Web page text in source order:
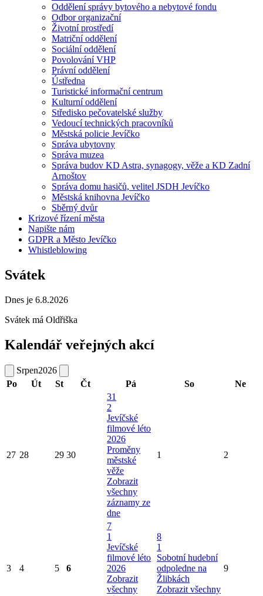
Oddělení správy bytového a nebytové fondu
Odbor organizační
Životní prostředí
Matriční oddělení
Sociální oddělení
Povolování VHP
Právní oddělení
Ústředna
Turistické informační centrum
Kulturní oddělení
Středisko pečovatelské služby
Vedoucí technických pracovníků
Městská policie Jevíčko
Správa ubytovny
Správa muzea
Správa budov KD Astra, synagogy, věže a KD Zadní
Arnoštov
Správa domu hasičů, velitel JSDH Jevíčko
Městská knihovna Jevíčko
Sběrný dvůr
Krizové řízení města
Napište nám
GDPR a Město Jevíčko
Whistleblowing
Svátek
Dnes je 6.8.2026
Svátek má Oldřiška
Kalendář veřejných akcí
Srpen2026
Po
Út St Čt Pá So Ne
27 28 29 30
31
2
Jevíčské
filmové léto
2026
Proměny
městské
věže
Zobrazit
všechny
záznamy ze
dne
1 2
3 4 5 6
7
1
Jevíčské
filmové léto
2026
Zobrazit
všechny
8
1
Sobotní hudební
odpoledne na
Žlibkách
Zobrazit všechny
9